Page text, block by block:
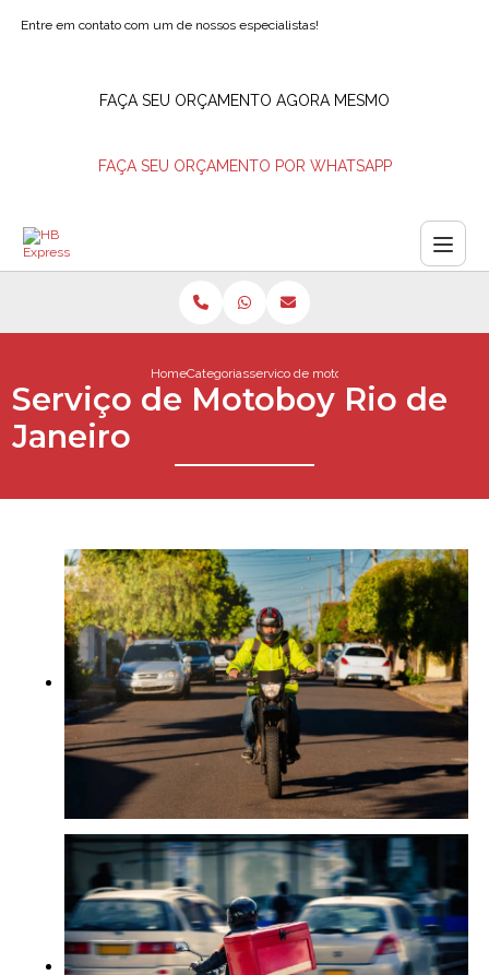
Entre em contato com um de nossos especialistas!
FAÇA SEU ORÇAMENTO AGORA MESMO
FAÇA SEU ORÇAMENTO POR WHATSAPP
HomeCategoriasservico de motoboy rio de janeiro
Serviço de Motoboy Rio de
Janeiro